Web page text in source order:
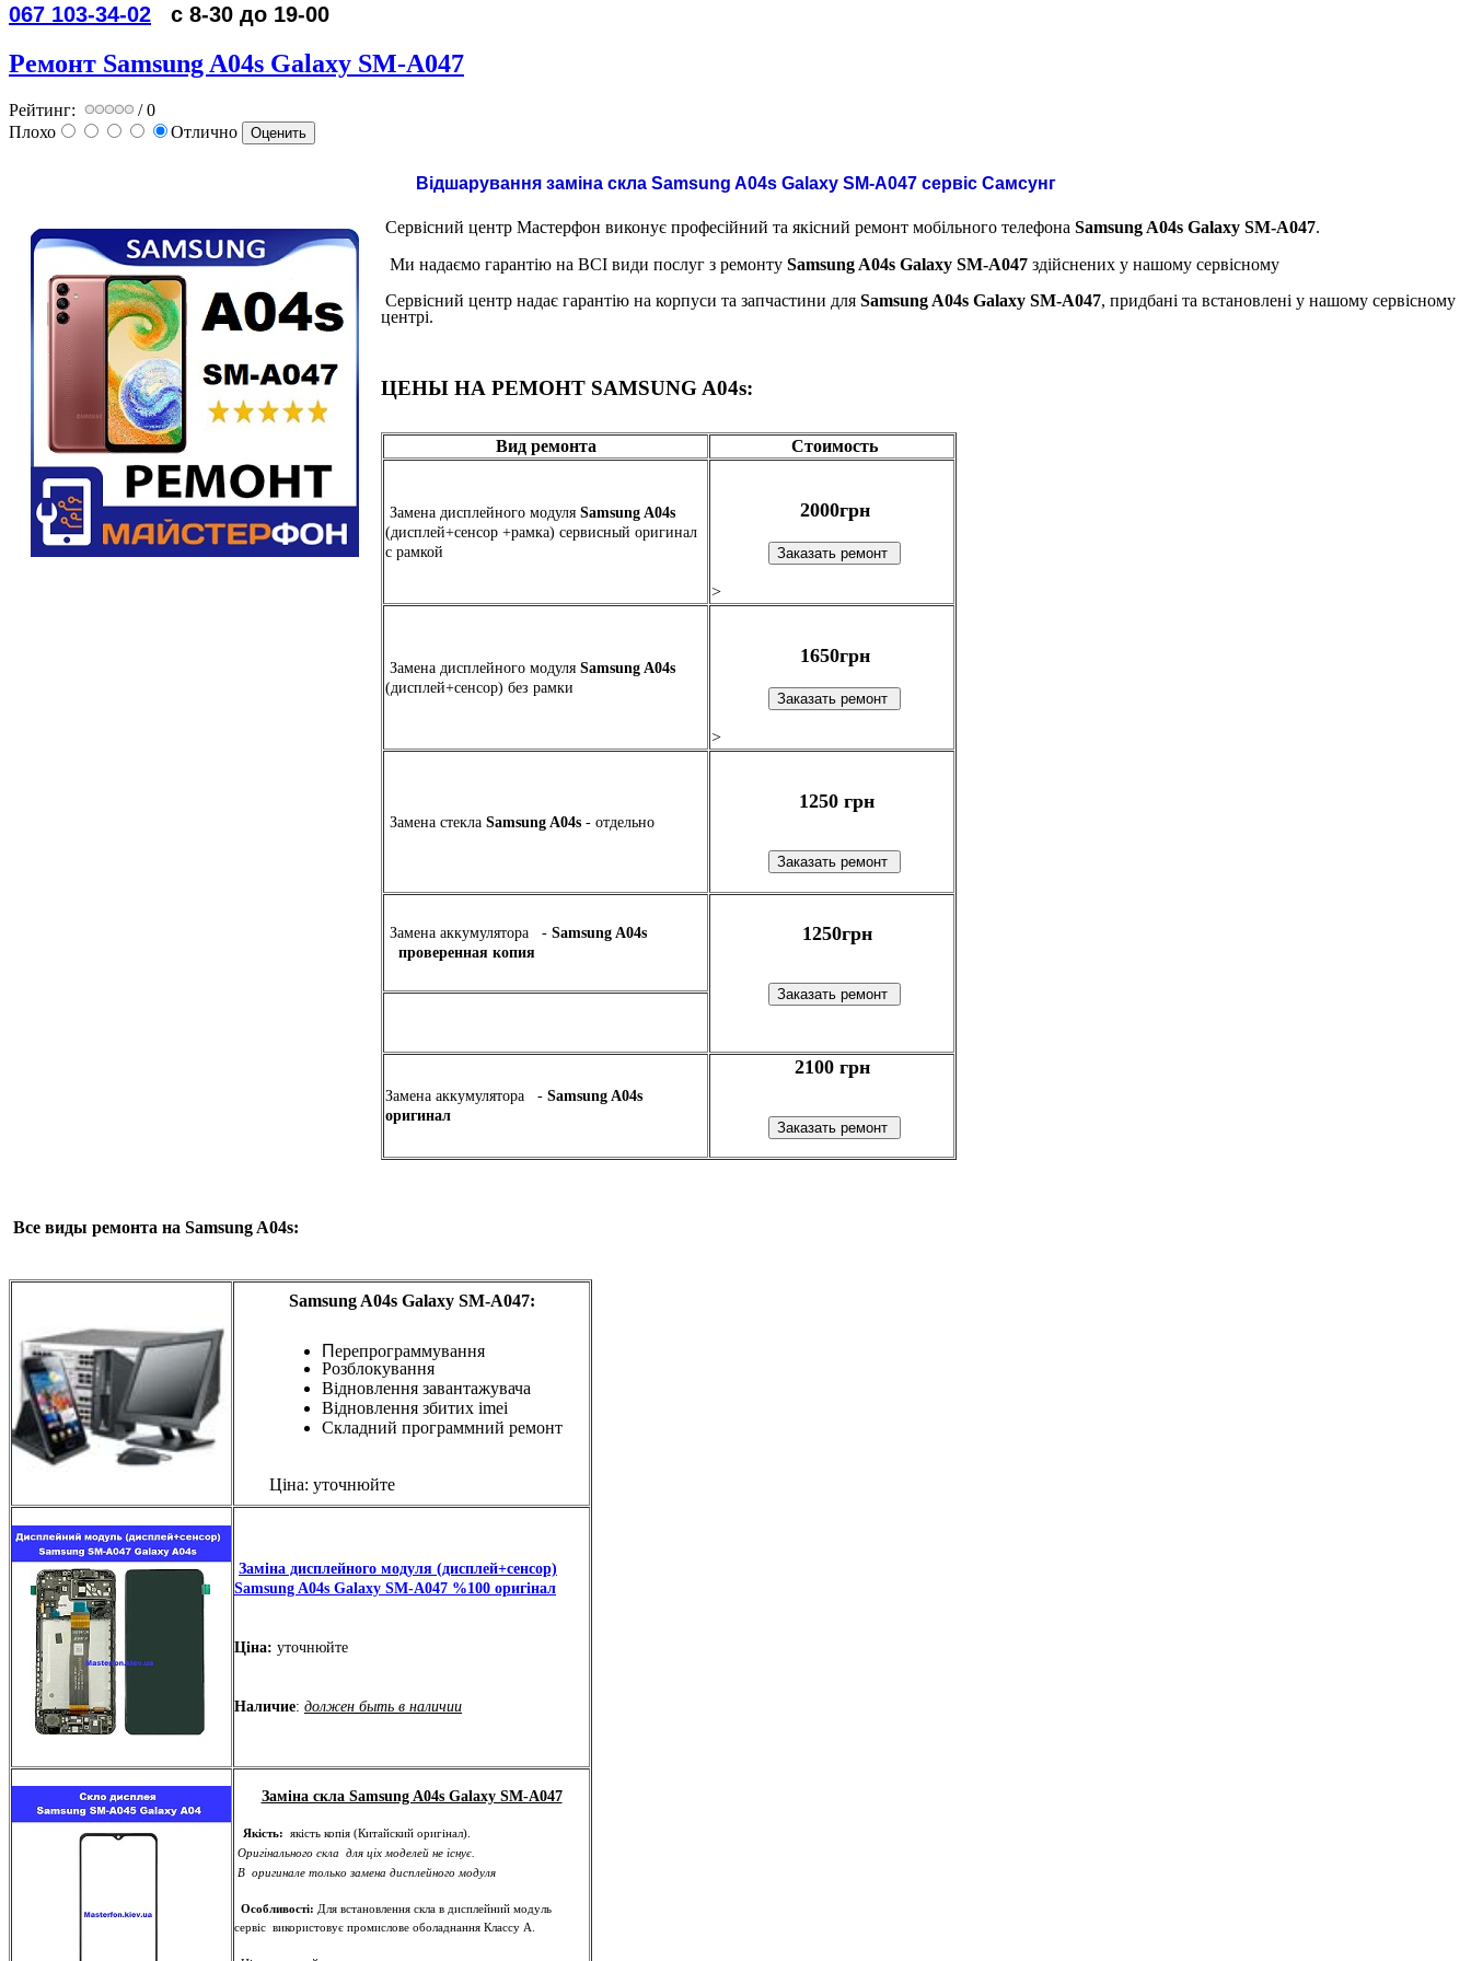
067 103-34-02 с 8-30 до 19-00
Ремонт Samsung A04s Galaxy SM-A047
Рейтинг:
/ 0
Плохо
Отлично
Відшарування заміна скла Samsung A04s Galaxy SM-A047 сервіс Самсунг
Сервісний центр Мастерфон виконує професійний та якісний ремонт мобільного телефона Samsung A04s Galaxy SM-A047.
Ми надаємо гарантію на ВСІ види послуг з ремонту Samsung A04s Galaxy SM-A047 здійснених у нашому сервісному
Сервісний центр надає гарантію на корпуси та запчастини для Samsung A04s Galaxy SM-A047, придбані та встановлені у нашому сервісному
центрі.
ЦЕНЫ НА РЕМОНТ SAMSUNG A04s:
Вид ремонта Стоимость
Замена дисплейного модуля Samsung A04s
(дисплей+сенсор +рамка) сервисный оригинал
c рамкой
2000грн
>
Замена дисплейного модуля Samsung A04s
(дисплей+сенсор) без рамки
1650грн
>
Замена стекла Samsung A04s - отдельно
1250 грн
Замена аккумулятора - Samsung A04s
проверенная копия
1250грн
Замена аккумулятора - Samsung A04s
оригинал
2100 грн
Все виды ремонта на Samsung A04s:
Samsung A04s Galaxy SM-A047:
Перепрограммування
Розблокування
Відновлення завантажувача
Відновлення збитих imei
Складний программний ремонт
Ціна: уточнюйте
Заміна дисплейного модуля (дисплей+сенсор)
Samsung A04s Galaxy SM-A047 %100 оригінал
Ціна: уточнюйте
Наличие: должен быть в наличии
Заміна скла Samsung A04s Galaxy SM-A047
Якість: якість копія (Китайский оригінал).
Оригінального скла для ціх моделей не існує.
В оригинале только замена дисплейного модуля
Особливості: Для встановлення скла в дисплейний модуль
сервіс використовує промислове оболаднання Классу А.